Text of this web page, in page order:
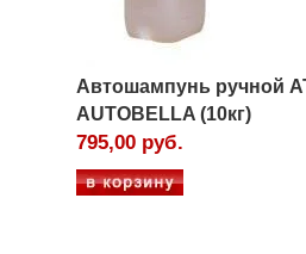
Автошампунь ручной
AUTOBELLA (10кг)
795,00 руб.